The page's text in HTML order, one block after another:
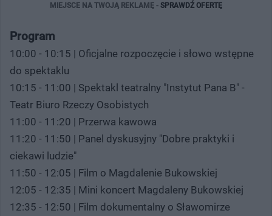
MIEJSCE NA TWOJĄ REKLAMĘ - SPRAWDŹ OFERTĘ
Program
10:00 - 10:15 | Oficjalne rozpoczęcie i słowo wstępne
do spektaklu
10:15 - 11:00 | Spektakl teatralny "Instytut Pana B" -
Teatr Biuro Rzeczy Osobistych
11:00 - 11:20 | Przerwa kawowa
11:20 - 11:50 | Panel dyskusyjny "Dobre praktyki i
ciekawi ludzie"
11:50 - 12:05 | Film o Magdalenie Bukowskiej
12:05 - 12:35 | Mini koncert Magdaleny Bukowskiej
12:35 - 12:50 | Film dokumentalny o Sławomirze